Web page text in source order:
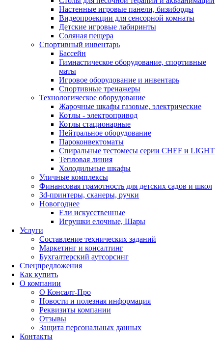
Настенные игровые панели, бизиборды
Видеопроекции для сенсорной комнаты
Детские игровые лабиринты
Соляная пещера
Спортивный инвентарь
Бассейн
Гимнастическое оборудование, спортивные
маты
Игровое оборудование и инвентарь
Спортивные тренажеры
Технологическое оборудование
Жарочные шкафы газовые, электрические
Котлы - электропривод
Котлы стационарные
Нейтральное оборудование
Пароконвектоматы
Спиральные тестомесы серии CHEF и LIGHT
Тепловая линия
Холодильные шкафы
Уличные комплексы
Финансовая грамотность для детских садов и школ
3d-принтеры, сканеры, ручки
Новогоднее
Ели искусственные
Игрушки елочные, Шары
Услуги
Составление технических заданий
Маркетинг и консалтинг
Бухгалтерский аутсорсинг
Спецпредложения
Как купить
О компании
О Консалт-Про
Новости и полезная информация
Реквизиты компании
Отзывы
Защита персональных данных
Контакты